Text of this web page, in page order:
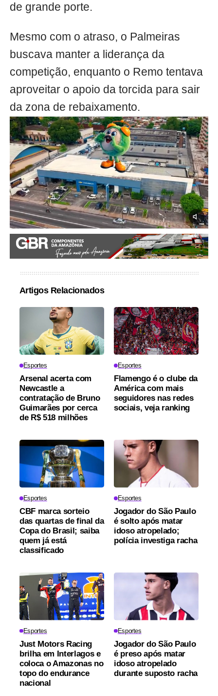
de grande porte.
Mesmo com o atraso, o Palmeiras
buscava manter a liderança da
competição, enquanto o Remo tentava
aproveitar o apoio da torcida para sair
da zona de rebaixamento.
Artigos Relacionados
Esportes
Arsenal acerta com
Newcastle a
contratação de Bruno
Guimarães por cerca
de R$ 518 milhões
Esportes
Flamengo é o clube da
América com mais
seguidores nas redes
sociais, veja ranking
Esportes
CBF marca sorteio
das quartas de final da
Copa do Brasil; saiba
quem já está
classificado
Esportes
Jogador do São Paulo
é solto após matar
idoso atropelado;
polícia investiga racha
Esportes
Just Motors Racing
brilha em Interlagos e
coloca o Amazonas no
topo do endurance
nacional
Esportes
Jogador do São Paulo
é preso após matar
idoso atropelado
durante suposto racha